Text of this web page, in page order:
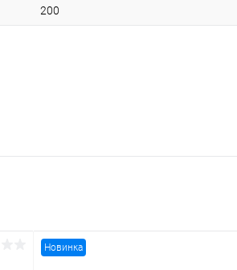
200
Новинка